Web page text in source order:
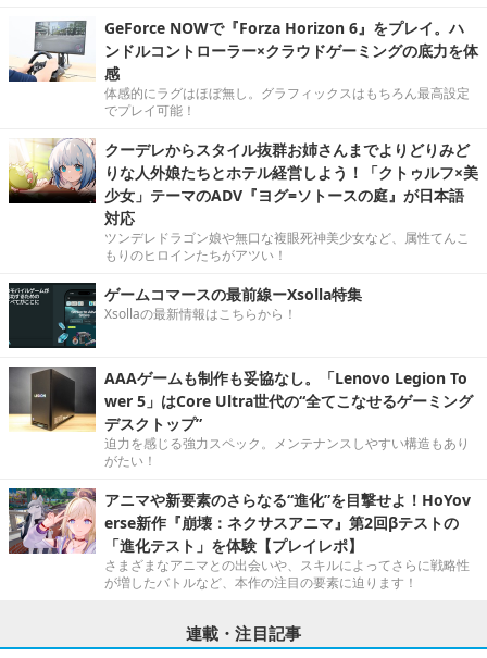
GeForce NOWで『Forza Horizon 6』をプレイ。ハ
ンドルコントローラー×クラウドゲーミングの底力を体
感
体感的にラグはほぼ無し。グラフィックスはもちろん最高設定
でプレイ可能！
クーデレからスタイル抜群お姉さんまでよりどりみど
りな人外娘たちとホテル経営しよう！「クトゥルフ×美
少女」テーマのADV『ヨグ=ソトースの庭』が日本語
対応
ツンデレドラゴン娘や無口な複眼死神美少女など、属性てんこ
もりのヒロインたちがアツい！
ゲームコマースの最前線ーXsolla特集
Xsollaの最新情報はこちらから！
AAAゲームも制作も妥協なし。「Lenovo Legion To
wer 5」はCore Ultra世代の“全てこなせるゲーミング
デスクトップ”
迫力を感じる強力スペック。メンテナンスしやすい構造もあり
がたい！
アニマや新要素のさらなる“進化”を目撃せよ！HoYov
erse新作『崩壊：ネクサスアニマ』第2回βテストの
「進化テスト」を体験【プレイレポ】
さまざまなアニマとの出会いや、スキルによってさらに戦略性
が増したバトルなど、本作の注目の要素に迫ります！
連載・注目記事